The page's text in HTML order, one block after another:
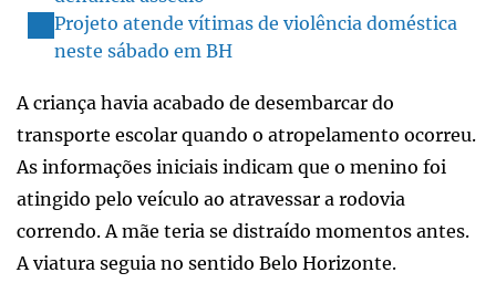
Projeto atende vítimas de violência doméstica
neste sábado em BH
A criança havia acabado de desembarcar do
transporte escolar quando o atropelamento ocorreu.
As informações iniciais indicam que o menino foi
atingido pelo veículo ao atravessar a rodovia
correndo. A mãe teria se distraído momentos antes.
A viatura seguia no sentido Belo Horizonte.